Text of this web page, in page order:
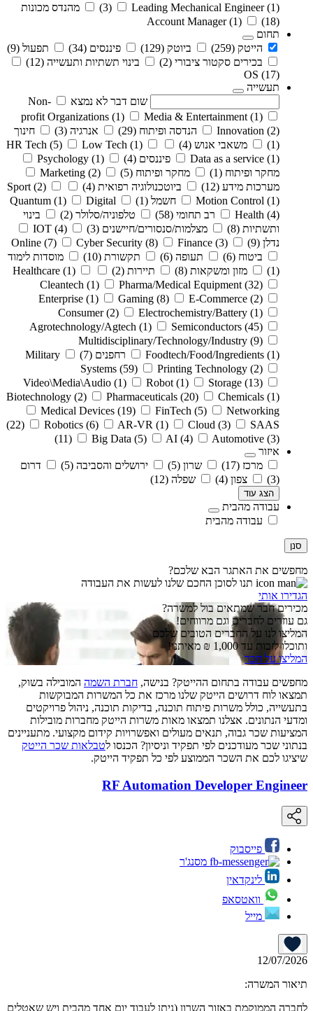
(3)
Leading Mechanical Engineer (1)
מהנדס מכונות
(18)
Account Manager (1)
תחום
הייטק (259) ביוטק (129) פיננסים (34) תפעול (9)
בכירים סקטור ציבורי (2) בינוי תשתיות ותעשייה (12)
OS (17)
תעשייה
שום דבר לא נמצא
Non-
profit Organizations (1) Media & Entertainment (1)
Innovation (2) הנדסה ופיתוח (29) אנרגיה (3)
חינוך
(1)
משאבי אנוש (4)
HR Tech (5) Low Tech (1)
Data as a service (1) פיננסים (4)
Psychology (1)
מחקר ופיתוח (1) מחקר ופיתוח (5)
Marketing (2)
מערכות מידע (12) ביוטכנולוגיה רפואית (4)
Sport (2)
Motion Control (1) חשמל (1)
Quantum (1)
Digital
Health (4) רב תחומי (58) טלפוניה/סלולר (2)
בינוי
ותשתיות (8) מצלמות/סנסורים/חיישנים (3)
IOT (4)
נדלן (9)
Online (7) Cyber Security (8) Finance (3)
ביטוח (6) תעופה (6) תקשורת (10)
מוסדות לימוד
(1)
מזון ומשקאות (8) תיירות (2)
Healthcare (1)
Cleantech (1) Pharma/Medical Equipment (32)
Enterprise (1) Gaming (8) E-Commerce (2)
Consumer (2) Electrochemistry/Battery (1)
Agrotechnology/Agtech (1) Semiconductors (45)
Multidisciplinary/Technology/Industry (9)
Foodtech/Food/Ingredients (1) רחפנים (7)
Military
Systems (59) Printing Technology (2)
Video\Media\Audio (1) Robot (1) Storage (13)
Biotechnology (2) Pharmaceuticals (20) Chemicals (1)
Medical Devices (19) FinTech (5)
Networking
(22)
Robotics (6) AR-VR (1) Cloud (3)
SAAS
(11)
Big Data (5) AI (4) Automotive (3)
איזור
מרכז (17) שרון (5) ירושלים והסביבה (5)
דרום
(3)
צפון (4) שפלה (12)
הצג עוד
עבודה מהבית
עבודה מהבית
סנן
מחפשים את האתגר הבא שלכם?
תנו לסוכן החכם שלנו לעשות את העבודה
הגדירו אותי
מכירים חבר שמתאים בול למשרה?
גם עוזרים לחברים וגם מרווחים!
המליצו לנו על החברים הטובים שלכם
ותוכלו לזכות עד 1,000 ₪ מאיתנו!
המליצו על חבר
מחפשים עבודה בתחום ההייטק? בנישה, חברת השמה המובילה בשוק,
תמצאו לוח דרושים הייטק שלנו מרכז את כל המשרות המבוקשות
בתעשייה, כולל משרות פיתוח תוכנה, בדיקות תוכנה, ניהול פרויקטים
ומדעי הנתונים. אצלנו תמצאו מאות משרות הייטק מחברות מובילות
המציעות שכר גבוה, תנאים מעולים ואפשרויות קידום מקצועי. מתעניינים
בנתוני שכר מעודכנים לפי תפקיד וניסיון? הכנסו לטבלאות שכר הייטק
שיציגו לכם את השכר הממוצע לפי כל תפקיד הייטק.
RF Automation Developer Engineer
פייסבוק
מסנג'ר
לינקדאין
וואטסאפ
מייל
12/07/2026
תיאור המשרה:
לחברה הממוקמת באזור השרון (ניתן לעבוד יום אחד מהבית ויש שאטלים